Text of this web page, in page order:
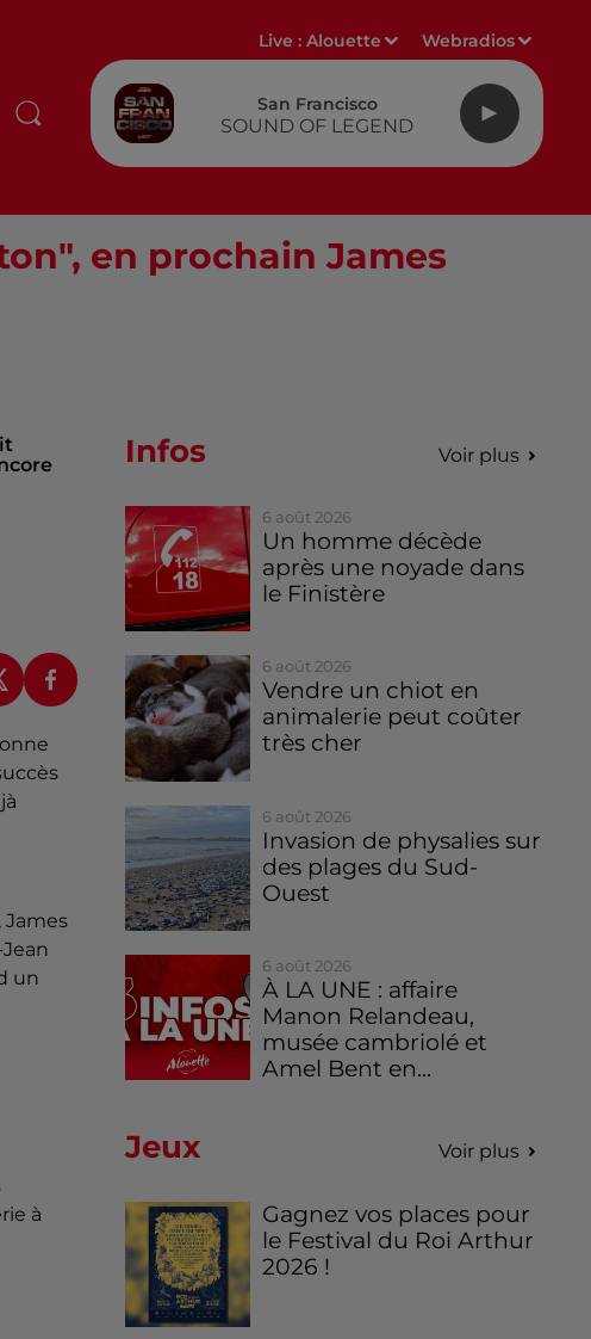
Live :Alouette Webradios
San Francisco
SOUND OF LEGEND
en prochain James
James
un
à
Infos Voir plus
6 août 2026
Un homme décède
après une noyade dans
le Finistère
6 août 2026
Vendre un chiot en
animalerie peut coûter
très cher
6 août 2026
Invasion de physalies sur
des plages du Sud-
Ouest
6 août 2026
À LA UNE : affaire
Manon Relandeau,
musée cambriolé et
Amel Bent en...
Jeux Voir plus
Gagnez vos places pour
le Festival du Roi Arthur
2026 !